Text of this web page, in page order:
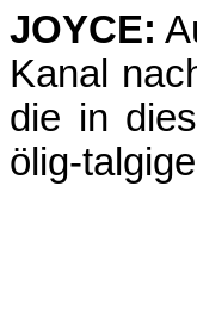
JOYCE:
Kanal
die in
ölig-